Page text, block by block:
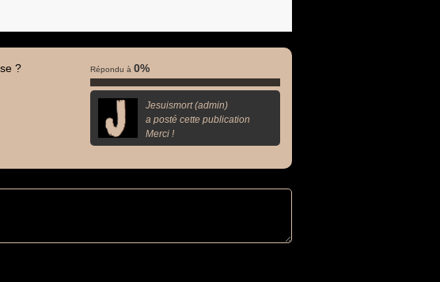
Répondu à 0%
Jesuismort (admin)
a posté cette publication
Merci !
?